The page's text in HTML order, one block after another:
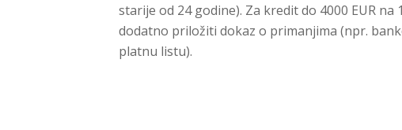
starije od 24 godine). Za kredit do 4000 EUR na
dodatno priložiti dokaz o primanjima (npr.
platnu listu).